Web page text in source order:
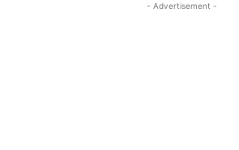
- Advertisement -